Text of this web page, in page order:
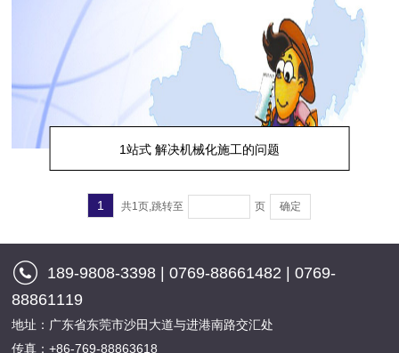
1站式 解决机械化施工的问题
1 共1页,跳转至 页 确定
189-9808-3398 | 0769-88661482 | 0769-
88861119
地址：广东省东莞市沙田大道与进港南路交汇处
传真：+86-769-88863618